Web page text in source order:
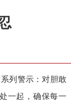
列警示：对胆敢
一起，确保每一